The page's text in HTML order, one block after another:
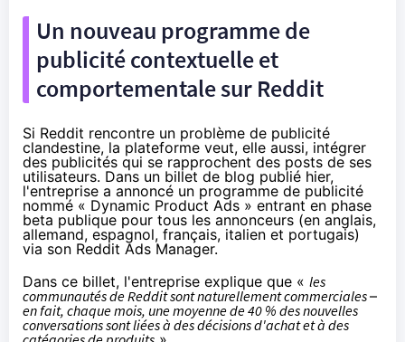
Un nouveau programme de
publicité contextuelle et
comportementale sur Reddit
Si Reddit rencontre un problème de publicité
clandestine, la plateforme veut, elle aussi, intégrer
des publicités qui se rapprochent des posts de ses
utilisateurs. Dans un billet de blog publié hier,
l'entreprise a annoncé un programme de publicité
nommé « Dynamic Product Ads » entrant en phase
beta publique pour tous les annonceurs (en anglais,
allemand, espagnol, français, italien et portugais)
via son Reddit Ads Manager.
Dans ce billet, l'entreprise explique que « les
communautés de Reddit sont naturellement commerciales–
en fait, chaque mois, une moyenne de 40 % des nouvelles
conversations sont liées à des décisions d'achat et à des